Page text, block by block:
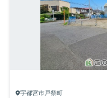
宇都宮市戸祭町